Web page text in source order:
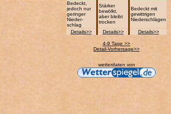
Bedeckt,
jedoch nur
geringer
Nieder-
schlag
Stärker
bewölkt,
aber bleibt
trocken
Bedeckt mit
gewittrigen
Niederschlägen
Details>> Details>> Details>>
4-9 Tage >>
Detail-Vorhersage>>
wetterdaten von